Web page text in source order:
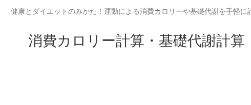
健康とダイエットのみかた！運動による消費カロリーや基礎代謝を手軽に
消費カロリー計算・基礎代謝計算